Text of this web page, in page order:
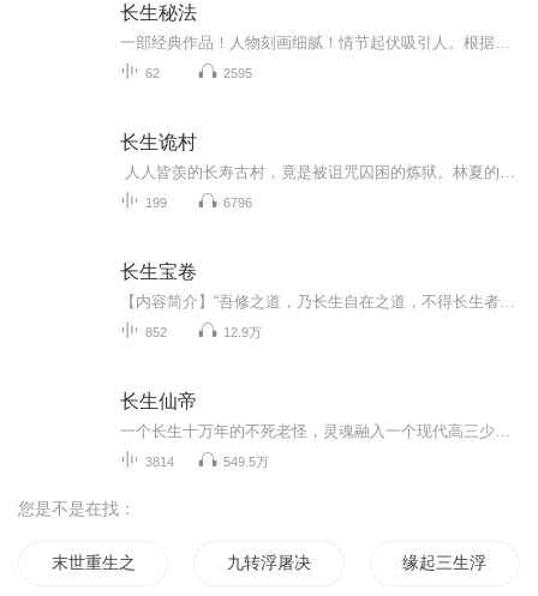
长生秘法
62 2595
长生诡村
199 6796
长生宝卷
852 12.9万
长生仙帝
3814 549.5万
您是不是在找：
末世重生之浮屠 九转浮屠决 缘起三生浮屠